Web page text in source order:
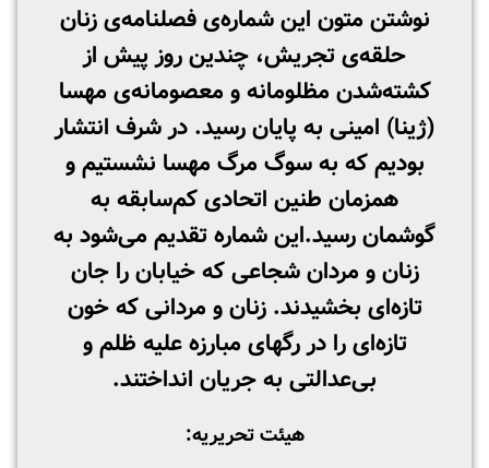
نوشتن متون این شماره‌ی فصلنامه‌ی زنان
حلقه‌ی تجریش، چندین روز پیش از
کشته‌شدن مظلومانه و معصومانه‌ی مهسا
(ژینا) امینی به پایان رسید. در شرف انتشار
بودیم که به سوگ مرگ مهسا نشستیم و
همزمان طنین اتحادی کم‌سابقه به
گوشمان رسید.این شماره تقدیم می‌شود به
زنان و مردان شجاعی که خیابان را جان
تازه‌ای بخشیدند. زنان و مردانی که خون
تازه‌ای را در رگهای مبارزه علیه ظلم و
بی‌عدالتی به جریان انداختند.
هیئت تحریریه: